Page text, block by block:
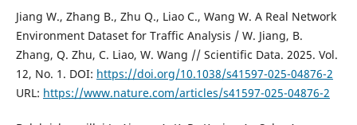
Jiang W., Zhang B., Zhu Q., Liao C., Wang W. A Real Network
Environment Dataset for Traffic Analysis / W. Jiang, B.
Zhang, Q. Zhu, C. Liao, W. Wang // Scientific Data. 2025. Vol.
12, No. 1. DOI: https://doi.org/10.1038/s41597-025-04876-2
URL: https://www.nature.com/articles/s41597-025-04876-2